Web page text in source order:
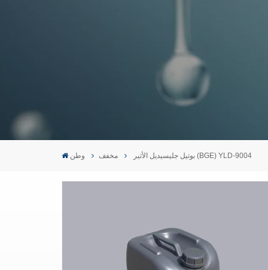
وطن مخفف بوتيل جليسيديل الأثير (BGE) YLD-9004